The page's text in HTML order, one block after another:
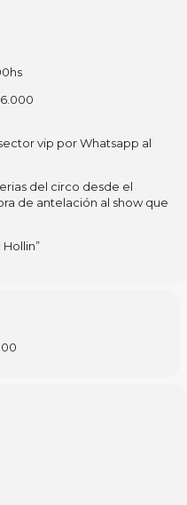
vip por Whatsapp al
del circo desde el
de antelación al show que